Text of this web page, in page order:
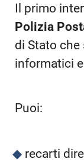
Il primo
Polizia
di Stato
informatici
Puoi:
recarti